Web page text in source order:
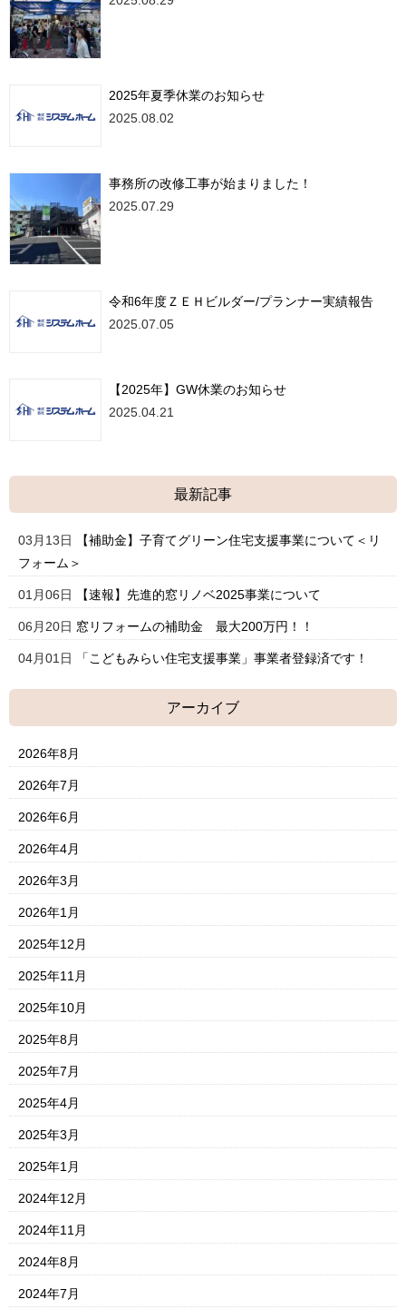
2025年夏季休業のお知らせ
2025.08.02
事務所の改修工事が始まりました！
2025.07.29
令和6年度ＺＥＨビルダー/プランナー実績報告
2025.07.05
【2025年】GW休業のお知らせ
2025.04.21
最新記事
03月13日
【補助金】子育てグリーン住宅支援事業について＜リ
フォーム＞
01月06日 【速報】先進的窓リノベ2025事業について
06月20日 窓リフォームの補助金 最大200万円！！
04月01日 「こどもみらい住宅支援事業」事業者登録済です！
アーカイブ
2026年8月
2026年7月
2026年6月
2026年4月
2026年3月
2026年1月
2025年12月
2025年11月
2025年10月
2025年8月
2025年7月
2025年4月
2025年3月
2025年1月
2024年12月
2024年11月
2024年8月
2024年7月